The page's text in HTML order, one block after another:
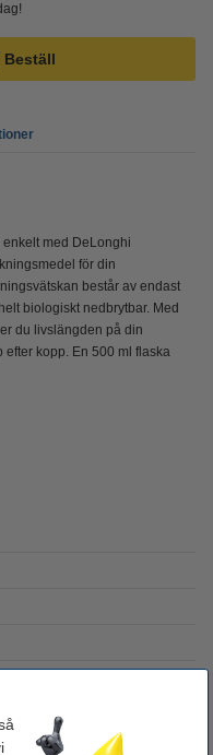
Beställ
med DeLonghi
för din
består av endast
biologiskt nedbrytbar. Med
du livslängden på din
efter kopp. En 500 ml flaska